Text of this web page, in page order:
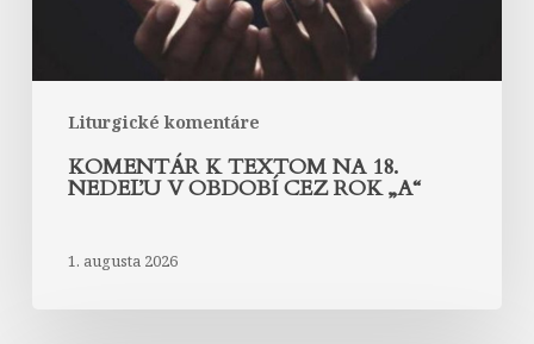
Liturgické komentáre
„A“
KOMENTÁR K TEXTOM NA 18.
NEDEĽU V OBDOBÍ CEZ ROK „A“
1. augusta 2026